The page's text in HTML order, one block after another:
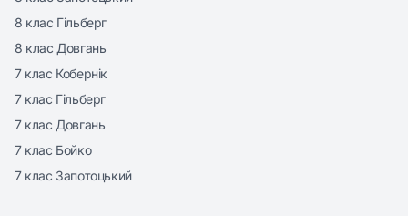
8 клас Гільберг
8 клас Довгань
7 клас Кобернік
7 клас Гільберг
7 клас Довгань
7 клас Бойко
7 клас Запотоцький